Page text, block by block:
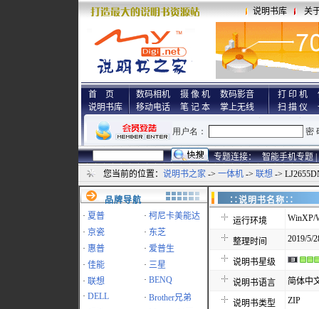
说明书库 关
首 页
说明书库
数码相机 摄 像 机
数码影音
移动电话
笔 记 本 掌上无线
打 印 机
扫 描 仪
专题连接： 智能手机专题 |
您当前的位置： 说明书之家 -> 一体机 -> 联想 ->
品牌导航
· 夏普 · 柯尼卡美能达
· 京瓷 · 东芝
· 惠普 · 爱普生
· 佳能 · 三星
· 联想 · BENQ
· DELL · Brother兄弟
∷说明书名
运行环境 WinXP/
整理时间 2019/5/
说明书星级
说明书语言 简体中
说明书类型 ZIP